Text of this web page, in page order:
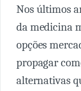
Nos últimos
da medicina
opções
propagar
alternativas